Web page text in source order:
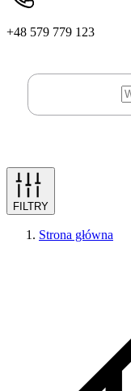
+48 579 779 123
FILTRY
Strona główna